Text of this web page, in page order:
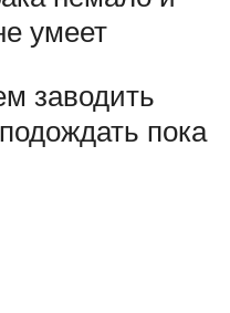
умеет
заводить
пока